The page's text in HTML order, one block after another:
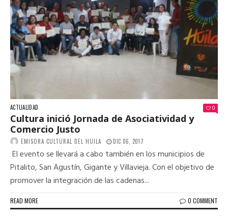
ACTUALIDAD 0
Cultura inició Jornada de Asociatividad y
Comercio Justo
EMISORA CULTURAL DEL HUILA DIC 06, 2017
El evento se llevará a cabo también en los municipios de
Pitalito, San Agustín, Gigante y Villavieja. Con el objetivo de
promover la integración de las cadenas...
READ MORE 0 COMMENT